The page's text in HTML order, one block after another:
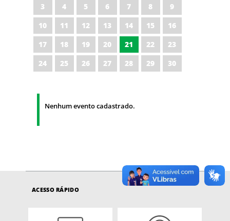
3
4 5 6 7 8
9
10
11 12 13 14 15
16
17
18 19 20 21 22
23
24
25 26 27 28 29 30
Nenhum evento cadastrado.
ACESSO RÁPIDO